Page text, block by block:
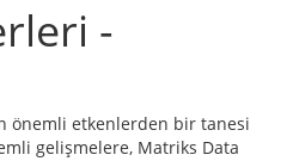
-
önemli etkenlerden bir tanesi
gelişmelere, Matriks Data